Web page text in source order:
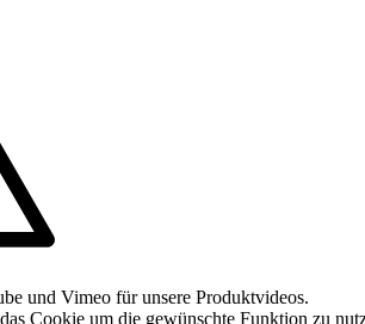
und Vimeo für unsere Produktvideos.
Cookie um die gewünschte Funktion zu